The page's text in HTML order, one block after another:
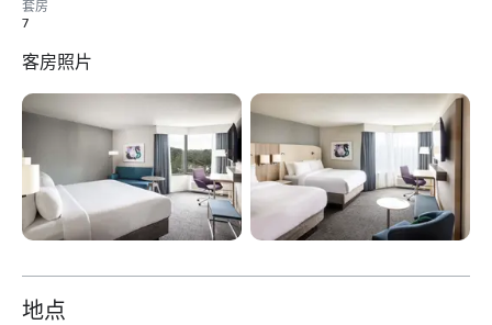
套房
7
客房照片
地点